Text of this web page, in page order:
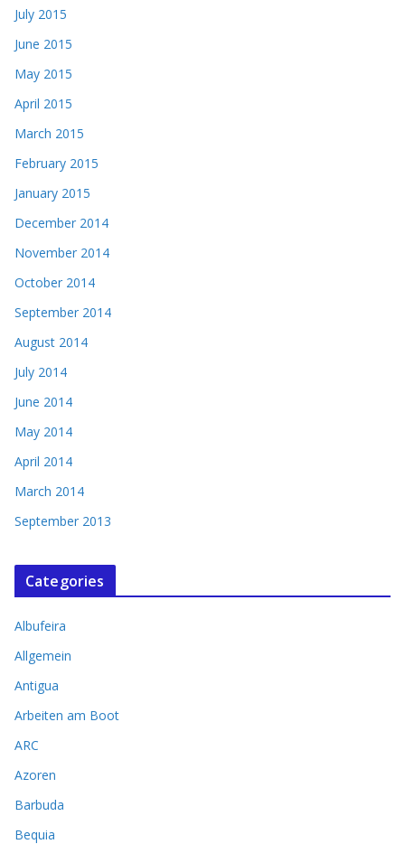
July 2015
June 2015
May 2015
April 2015
March 2015
February 2015
January 2015
December 2014
November 2014
October 2014
September 2014
August 2014
July 2014
June 2014
May 2014
April 2014
March 2014
September 2013
Categories
Albufeira
Allgemein
Antigua
Arbeiten am Boot
ARC
Azoren
Barbuda
Bequia